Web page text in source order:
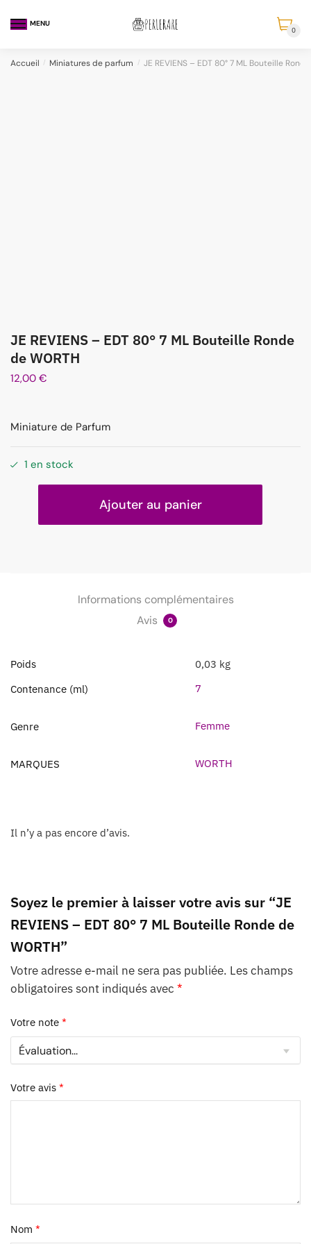
MENU
0
Accueil / Miniatures de parfum / JE REVIENS – EDT 80° 7 ML Bouteille
JE REVIENS – EDT 80° 7 ML Bouteille Ronde
de WORTH
12,00 €
Miniature de Parfum
1 en stock
Ajouter au panier
Informations complémentaires
Avis
0
Poids
0,03 kg
Contenance (ml)
7
Genre Femme
MARQUES WORTH
Il n’y a pas encore d’avis.
Soyez le premier à laisser votre avis sur “JE
REVIENS – EDT 80° 7 ML Bouteille Ronde de
WORTH”
Votre adresse e-mail ne sera pas publiée. Les champs
obligatoires sont indiqués avec *
Votre note *
Votre avis *
Nom *